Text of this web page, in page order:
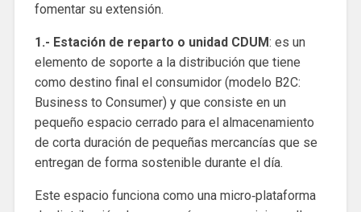
fomentar su extensión.
1.- Estación de reparto o unidad CDUM: es un
elemento de soporte a la distribución que tiene
como destino final el consumidor (modelo B2C:
Business to Consumer) y que consiste en un
pequeño espacio cerrado para el almacenamiento
de corta duración de pequeñas mercancías que se
entregan de forma sostenible durante el día.
Este espacio funciona como una micro‐plataforma